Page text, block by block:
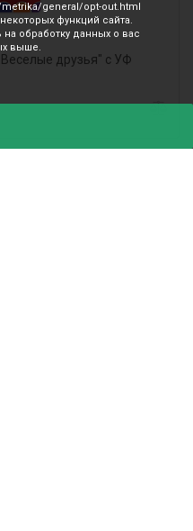
друзья" с УФ
general/opt-out.html
функций сайта.
обработку данных о вас
выше.